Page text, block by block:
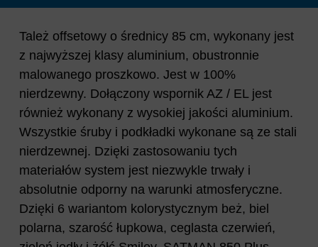
Tależ offsetowy o średnicy 85 cm, wykonany jest
z najwyższej klasy aluminium, obustronnie
malowanego proszkowo. Jest w 100%
nierdzewny. Dołączony wspornik AZ / EL jest
również wykonany z wysokiej jakości aluminium.
Wszystkie śruby i podkładki wykonane są ze stali
nierdzewnej. Dzięki zastosowaniu tych
materiałów system jest niezwykle trwały i
absolutnie odporny na warunki atmosferyczne.
Dzięki 6 wariantom kolorystycznym beż, biel
polarna, szarość łupkowa, ceglasta czerwień,